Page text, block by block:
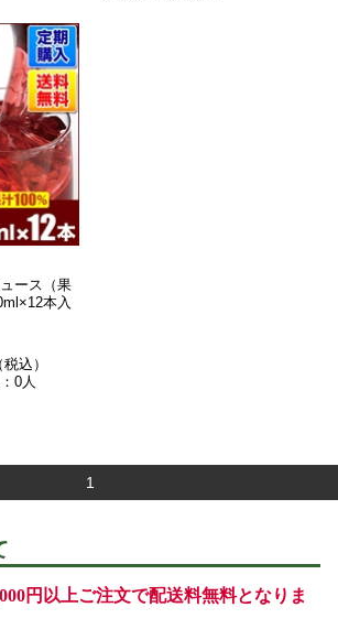
ース（果
本入
込）
0人
1